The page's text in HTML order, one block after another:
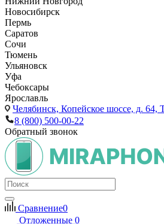
Новосибирск
Пермь
Саратов
Сочи
Тюмень
Ульяновск
Уфа
Чебоксары
Ярославль
Челябинск, Копейское шоссе, д.
8 (800) 500-00-22
Обратный звонок
Сравнение0
Отложенные 0